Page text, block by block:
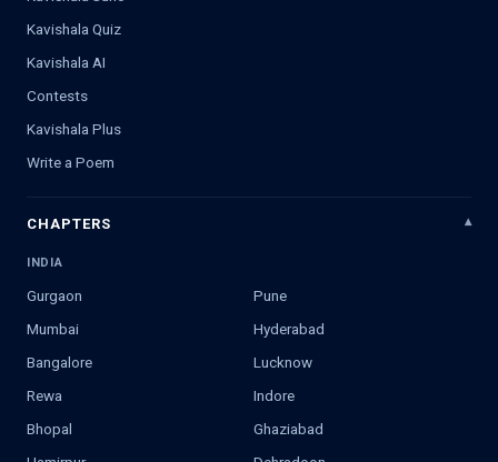
Kavishala Quiz
Kavishala AI
Contests
Kavishala Plus
Write a Poem
CHAPTERS
INDIA
Gurgaon
Pune
Mumbai
Hyderabad
Bangalore
Lucknow
Rewa
Indore
Bhopal
Ghaziabad